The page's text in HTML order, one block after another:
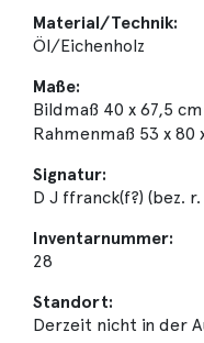
Material/Technik:
Öl/Eichenholz
Maße:
Bildmaß 40 x 67,5 cm
Rahmenmaß 53 x 80
Signatur:
D J ffranck(f?) (bez. r.
Inventarnummer:
28
Standort:
Derzeit nicht in der